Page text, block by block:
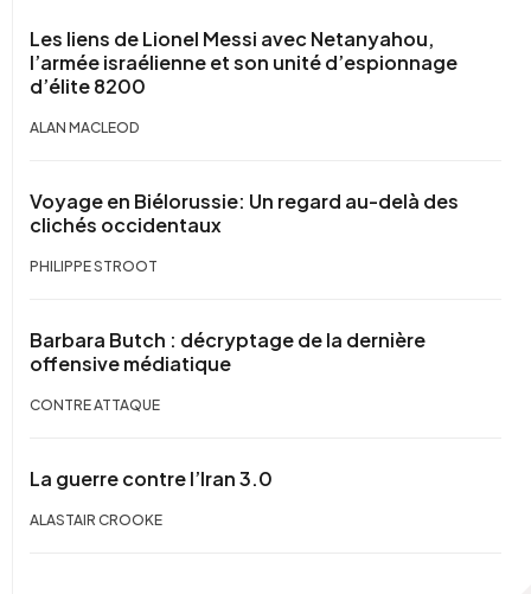
Les liens de Lionel Messi avec Netanyahou,
l’armée israélienne et son unité d’espionnage
d’élite 8200
ALAN MACLEOD
Voyage en Biélorussie: Un regard au-delà des
clichés occidentaux
PHILIPPE STROOT
Barbara Butch : décryptage de la dernière
offensive médiatique
CONTRE ATTAQUE
La guerre contre l’Iran 3.0
ALASTAIR CROOKE